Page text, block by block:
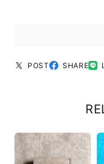
POST SHARE